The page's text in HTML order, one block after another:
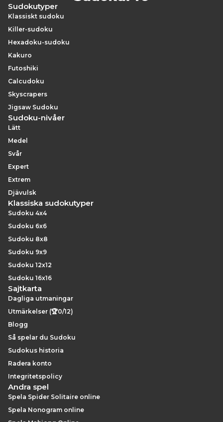
Sudokutyper
Klassiskt sudoku
Killer-sudoku
Hexadoku-sudoku
Kakuro
Futoshiki
Calcudoku
Skyscrapers
Jigsaw Sudoku
Sudoku-nivåer
Lätt
Medel
Svår
Expert
Extrem
Djävulsk
Klassiska sudokutyper
Sudoku 4x4
Sudoku 6x6
Sudoku 8x8
Sudoku 9x9
Sudoku 12x12
Sudoku 16x16
Sajtkarta
Dagliga utmaningar
Utmärkelser (🏆0/12)
Blogg
Så spelar du Sudoku
Sudokus historia
Radera konto
Integritetspolicy
Andra spel
Spela Spider Solitaire online
Spela Nonogram online